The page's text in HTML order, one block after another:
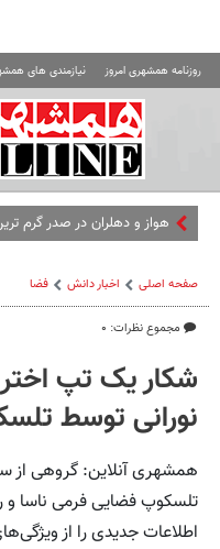
روزنامه همشهری امروز نیازمندی های
صفحه اصلی اخبار دانش فضا
مجموع نظرات: ۰
شکار یک تپ
نورانی توسط
همشهری آنلاین: گروهی از
تلسکوپ فضایی فرمی ناسا و
اطلاعات جدیدی را از